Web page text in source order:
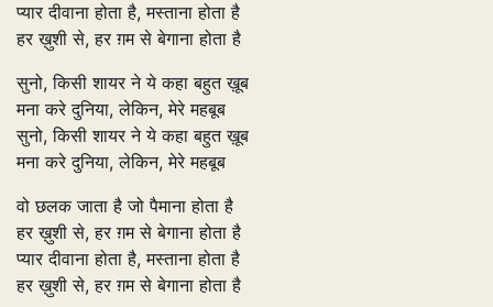
प्यार दीवाना होता है, मस्ताना होता है
हर ख़ुशी से, हर ग़म से बेगाना होता है
सुनो, किसी शायर ने ये कहा बहुत ख़ूब
मना करे दुनिया, लेकिन, मेरे महबूब
सुनो, किसी शायर ने ये कहा बहुत ख़ूब
मना करे दुनिया, लेकिन, मेरे महबूब
वो छलक जाता है जो पैमाना होता है
हर ख़ुशी से, हर ग़म से बेगाना होता है
प्यार दीवाना होता है, मस्ताना होता है
हर ख़ुशी से, हर ग़म से बेगाना होता है